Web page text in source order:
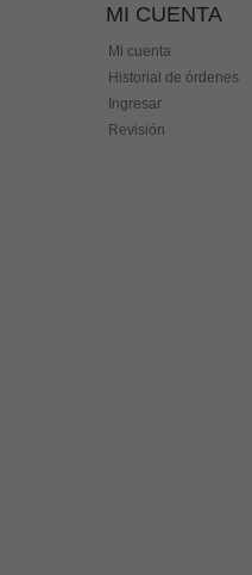
MI CUENTA
Mi cuenta
Historial de órdenes
Ingresar
Revisión